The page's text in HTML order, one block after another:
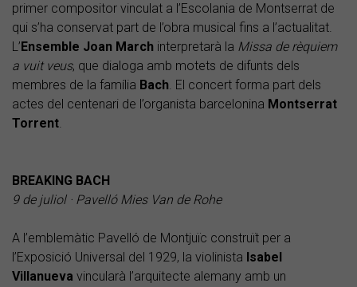
primer compositor vinculat a l’Escolania de Montserrat de
qui s’ha conservat part de l’obra musical fins a l’actualitat.
L’Ensemble Joan March interpretarà la Missa de rèquiem
a vuit veus, que dialoga amb motets de difunts dels
membres de la família Bach. El concert forma part dels
actes del centenari de l’organista barcelonina Montserrat
Torrent.
BREAKING BACH
9 de juliol · Pavelló Mies Van de Rohe
A l’emblemàtic Pavelló de Montjuïc construït per a
l’Exposició Universal del 1929, la violinista Isabel
Villanueva vincularà l’arquitecte alemany amb un